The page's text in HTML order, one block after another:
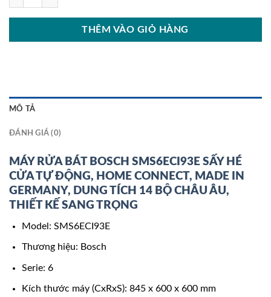
THÊM VÀO GIỎ HÀNG
MÔ TẢ
ĐÁNH GIÁ (0)
MÁY RỬA BÁT BOSCH SMS6ECI93E SẤY HÉ
CỬA TỰ ĐỘNG, HOME CONNECT, MADE IN
GERMANY, DUNG TÍCH 14 BỘ CHÂU ÂU,
THIẾT KẾ SANG TRỌNG
Model: SMS6ECI93E
Thương hiệu: Bosch
Serie: 6
Kích thước máy (CxRxS): 845 x 600 x 600 mm